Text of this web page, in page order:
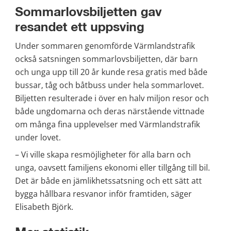
Sommarlovsbiljetten gav
resandet ett uppsving
Under sommaren genomförde Värmlandstrafik
också satsningen sommarlovsbiljetten, där barn
och unga upp till 20 år kunde resa gratis med både
bussar, tåg och båtbuss under hela sommarlovet.
Biljetten resulterade i över en halv miljon resor och
både ungdomarna och deras närstående vittnade
om många fina upplevelser med Värmlandstrafik
under lovet.
– Vi ville skapa resmöjligheter för alla barn och
unga, oavsett familjens ekonomi eller tillgång till bil.
Det är både en jämlikhetssatsning och ett sätt att
bygga hållbara resvanor inför framtiden, säger
Elisabeth Björk.